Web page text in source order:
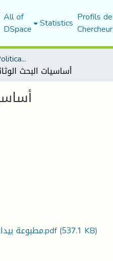
All of
DSpace Statistics Profils
Faculty of Law and Political Science
أساسيات البحث
مطبوعة بيداغوجية أساسيات البحث الوثائقي.pdf(537.1 KB)